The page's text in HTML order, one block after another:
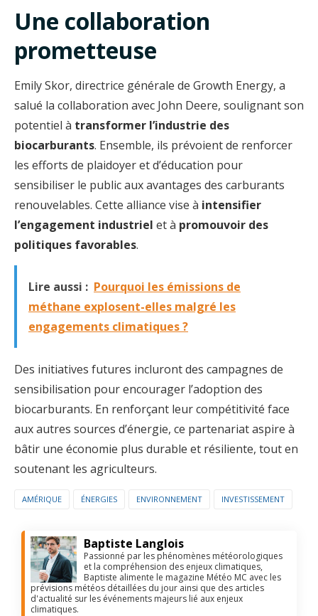
Une collaboration
prometteuse
Emily Skor, directrice générale de Growth Energy, a
salué la collaboration avec John Deere, soulignant son
potentiel à transformer l’industrie des
biocarburants. Ensemble, ils prévoient de renforcer
les efforts de plaidoyer et d’éducation pour
sensibiliser le public aux avantages des carburants
renouvelables. Cette alliance vise à intensifier
l’engagement industriel et à promouvoir des
politiques favorables.
Lire aussi : Pourquoi les émissions de
méthane explosent-elles malgré les
engagements climatiques ?
Des initiatives futures incluront des campagnes de
sensibilisation pour encourager l’adoption des
biocarburants. En renforçant leur compétitivité face
aux autres sources d’énergie, ce partenariat aspire à
bâtir une économie plus durable et résiliente, tout en
soutenant les agriculteurs.
AMÉRIQUE ÉNERGIES ENVIRONNEMENT INVESTISSEMENT
Baptiste Langlois
Passionné par les phénomènes météorologiques
et la compréhension des enjeux climatiques,
Baptiste alimente le magazine Météo MC avec les
prévisions météos détaillées du jour ainsi que des articles
d'actualité sur les événements majeurs lié aux enjeux
climatiques.